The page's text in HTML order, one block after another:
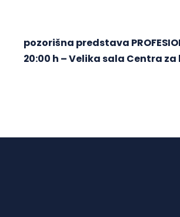
pozorišna predstava
20:00 h – Velika sala Centra